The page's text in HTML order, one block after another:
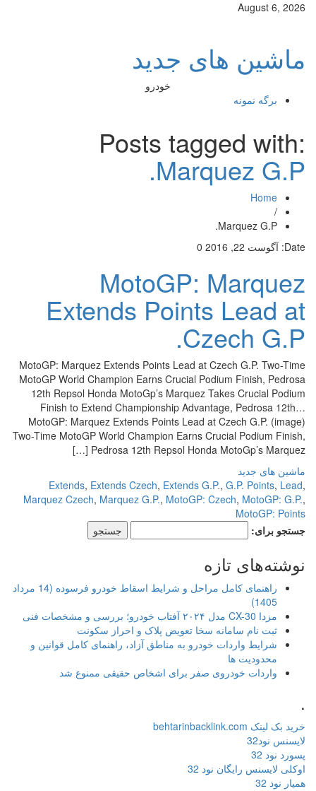
August 6, 2026
ماشین های جدید
خودرو
برگه نمونه
Posts tagged with:
Marquez G.P.
Home
/
Marquez G.P.
Date: آگوست 22, 2016 0
MotoGP: Marquez
Extends Points Lead at
Czech G.P.
MotoGP: Marquez Extends Points Lead at Czech G.P. Two-Time
MotoGP World Champion Earns Crucial Podium Finish, Pedrosa
12th Repsol Honda MotoGp’s Marquez Takes Crucial Podium
Finish to Extend Championship Advantage, Pedrosa 12th…
MotoGP: Marquez Extends Points Lead at Czech G.P. (image)
Two-Time MotoGP World Champion Earns Crucial Podium Finish,
Pedrosa 12th Repsol Honda MotoGp’s Marquez […]
ماشین های جدید
Extends,Extends Czech,Extends G.P.,G.P. Points,Lead
Marquez Czech,Marquez G.P.,MotoGP: Czech,MotoGP: G.P.
MotoGP: Points
جستجو برای:
نوشته‌های تازه
راهنمای کامل مراحل و شرایط اسقاط خودرو فرسوده (14 مرداد
1405)
مزدا CX-30 مدل ۲۰۲۴ آفتاب خودرو؛ بررسی و مشخصات فنی
ثبت نام سامانه سخا تعویض پلاک و احراز سکونت
شرایط واردات خودرو به مناطق آزاد، راهنمای کامل قوانین و
محدودیت ها
واردات خودروی صفر برای اشخاص حقیقی ممنوع شد
خرید بک لینک behtarinbacklink.com
لایسنس نود32
پسورد نود 32
اوکلی لایسنس رایگان نود 32
همیار نود 32